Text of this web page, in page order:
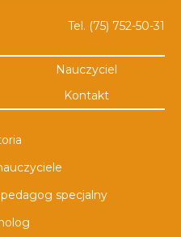
Tel. (75) 752-50-31
Nauczyciel
Kontakt
specjalny